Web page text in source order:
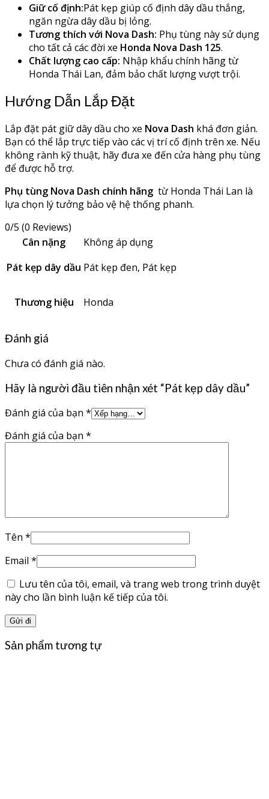
Giữ cố định:Pát kẹp giúp cố định dây dầu thắng,
ngăn ngừa dây dầu bị lỏng.
Tương thích với Nova Dash: Phụ tùng này sử dụng
cho tất cả các đời xe Honda Nova Dash 125.
Chất lượng cao cấp: Nhập khẩu chính hãng từ
Honda Thái Lan, đảm bảo chất lượng vượt trội.
Hướng Dẫn Lắp Đặt
Lắp đặt pát giữ dây dầu cho xe Nova Dash khá đơn giản.
Bạn có thể lắp trực tiếp vào các vị trí cố định trên xe. Nếu
không rành kỹ thuật, hãy đưa xe đến cửa hàng phụ tùng
để được hỗ trợ.
Phụ tùng Nova Dash chính hãng từ Honda Thái Lan là
lựa chọn lý tưởng bảo vệ hệ thống phanh.
0/5 (0 Reviews)
Cân nặng
Không áp dụng
Pát kẹp dây dầu Pát kẹp đen, Pát kẹp
Thương hiệu Honda
Đánh giá
Chưa có đánh giá nào.
Hãy là người đầu tiên nhận xét “Pát kẹp dây dầu”
Đánh giá của bạn *
Đánh giá của bạn *
Tên *
Email *
Lưu tên của tôi, email, và trang web trong trình duyệt
này cho lần bình luận kế tiếp của tôi.
Sản phẩm tương tự